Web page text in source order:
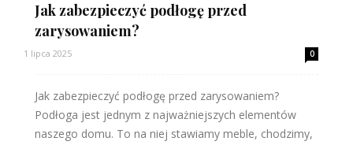
Jak zabezpieczyć podłogę przed
zarysowaniem?
1 lipca 2025 0
Jak zabezpieczyć podłogę przed zarysowaniem?
Podłoga jest jednym z najważniejszych elementów
naszego domu. To na niej stawiamy meble, chodzimy,